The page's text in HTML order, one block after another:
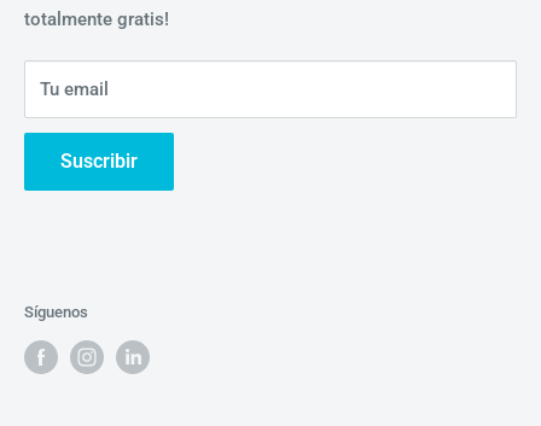
Contáctanos
totalmente gratis!
Tu email
Suscribir
Síguenos